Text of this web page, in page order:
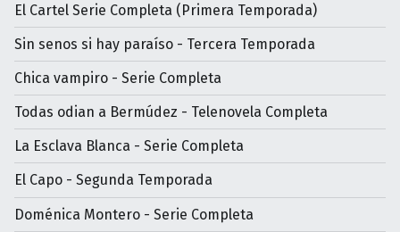
El Cartel Serie Completa (Primera Temporada)
Sin senos si hay paraíso - Tercera Temporada
Chica vampiro - Serie Completa
Todas odian a Bermúdez - Telenovela Completa
La Esclava Blanca - Serie Completa
El Capo - Segunda Temporada
Doménica Montero - Serie Completa